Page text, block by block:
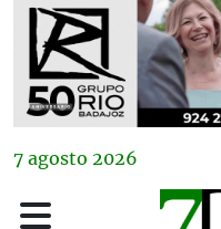
7 agosto 2026